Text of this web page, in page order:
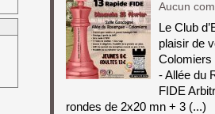
Aucun
Le Club
plaisir de
Colomiers
- Allée du
FIDE
rondes de 2x20 mn + 3 (...)